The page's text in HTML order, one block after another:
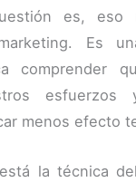
es, eso
Es
comprender
menos efecto
la técnica